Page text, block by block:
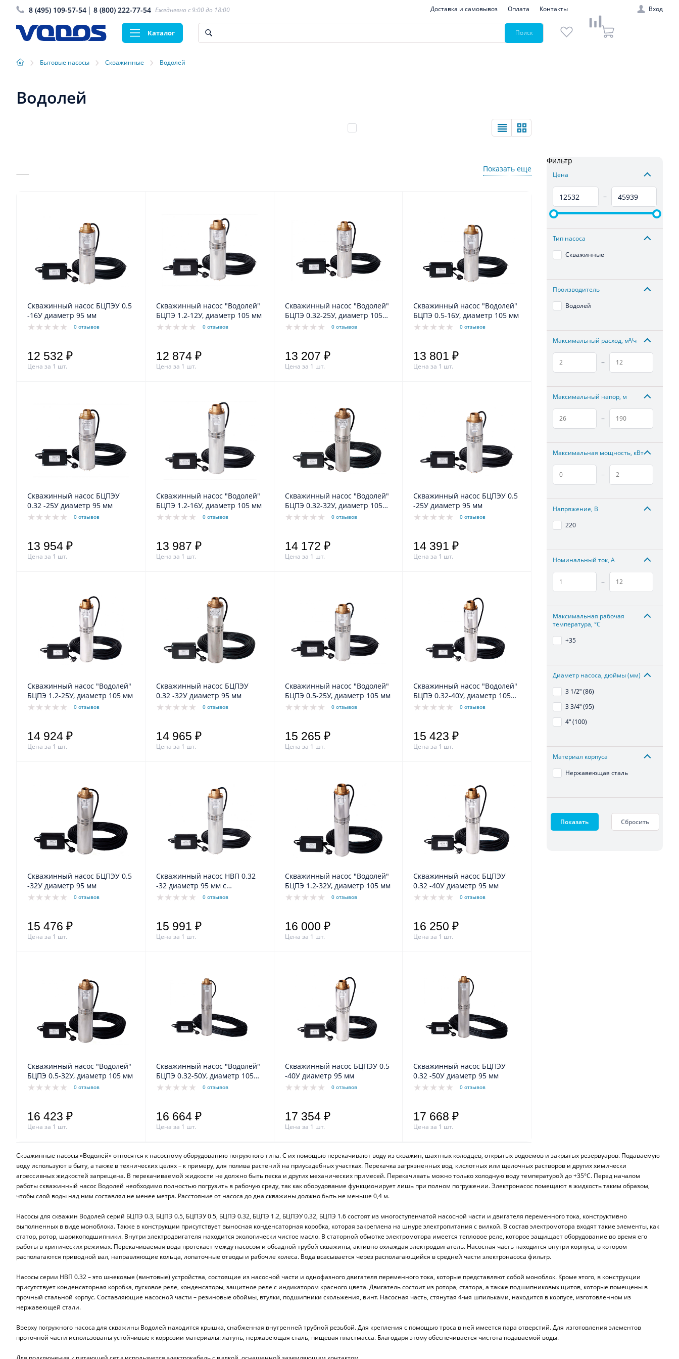
8 (495) 109-57-54 8 (800) 222-77-54 Ежедневно с 9:00 до 18:00 Доставка и самовывоз Оплата Контакты Вход
Каталог Поиск
› Бытовые насосы › Скважинные › Водолей
Водолей
Показать еще
Скважинный насос БЦПЭУ 0.5
-16У диаметр 95 мм
0 отзывов
12 532 ₽
Цена за 1 шт.
Скважинный насос "Водолей"
БЦПЭ 1.2-12У, диаметр 105 мм
0 отзывов
12 874 ₽
Цена за 1 шт.
Скважинный насос "Водолей"
БЦПЭ 0.32-25У, диаметр 105
мм
0 отзывов
13 207 ₽
Цена за 1 шт.
Скважинный насос "Водолей"
БЦПЭ 0.5-16У, диаметр 105 мм
0 отзывов
13 801 ₽
Цена за 1 шт.
Скважинный насос БЦПЭУ
0.32 -25У диаметр 95 мм
0 отзывов
13 954 ₽
Цена за 1 шт.
Скважинный насос "Водолей"
БЦПЭ 1.2-16У, диаметр 105 мм
0 отзывов
13 987 ₽
Цена за 1 шт.
Скважинный насос "Водолей"
БЦПЭ 0.32-32У, диаметр 105
мм
0 отзывов
14 172 ₽
Цена за 1 шт.
Скважинный насос БЦПЭУ 0.5
-25У диаметр 95 мм
0 отзывов
14 391 ₽
Цена за 1 шт.
Скважинный насос "Водолей"
БЦПЭ 1.2-25У, диаметр 105 мм
0 отзывов
14 924 ₽
Цена за 1 шт.
Скважинный насос БЦПЭУ
0.32 -32У диаметр 95 мм
0 отзывов
14 965 ₽
Цена за 1 шт.
Скважинный насос "Водолей"
БЦПЭ 0.5-25У, диаметр 105 мм
0 отзывов
15 265 ₽
Цена за 1 шт.
Скважинный насос "Водолей"
БЦПЭ 0.32-40У, диаметр 105
мм
0 отзывов
15 423 ₽
Цена за 1 шт.
Скважинный насос БЦПЭУ 0.5
-32У диаметр 95 мм
0 отзывов
15 476 ₽
Цена за 1 шт.
Скважинный насос НВП 0.32
-32 диаметр 95 мм с
содержанием примесей
0 отзывов
15 991 ₽
Цена за 1 шт.
Скважинный насос "Водолей"
БЦПЭ 1.2-32У, диаметр 105 мм
0 отзывов
16 000 ₽
Цена за 1 шт.
Скважинный насос БЦПЭУ
0.32 -40У диаметр 95 мм
0 отзывов
16 250 ₽
Цена за 1 шт.
Скважинный насос "Водолей"
БЦПЭ 0.5-32У, диаметр 105 мм
0 отзывов
16 423 ₽
Цена за 1 шт.
Скважинный насос "Водолей"
БЦПЭ 0.32-50У, диаметр 105
мм
0 отзывов
16 664 ₽
Цена за 1 шт.
Скважинный насос БЦПЭУ 0.5
-40У диаметр 95 мм
0 отзывов
17 354 ₽
Цена за 1 шт.
Скважинный насос БЦПЭУ
0.32 -50У диаметр 95 мм
0 отзывов
17 668 ₽
Цена за 1 шт.
Фильтр
Цена
–
Тип насоса
Скважинные
Производитель
Водолей
Максимальный расход, м³/ч
–
Максимальный напор, м
–
Максимальная мощность, кВт
–
Напряжение, В
220
Номинальный ток, А
–
Максимальная рабочая
температура, °С
+35
Диаметр насоса, дюймы (мм)
3 1/2ʺ (86)
3 3/4ʺ (95)
4ʺ (100)
Материал корпуса
Нержавеющая сталь
Показать Сбросить
Скважинные насосы «Водолей» относятся к насосному оборудованию погружного типа. С их помощью перекачивают воду из скважин, шахтных колодцев, открытых водоемов и закрытых резервуаров. Подаваемую
воду используют в быту, а также в технических целях – к примеру, для полива растений на приусадебных участках. Перекачка загрязненных вод, кислотных или щелочных растворов и других химически
агрессивных жидкостей запрещена. В перекачиваемой жидкости не должно быть песка и других механических примесей. Перекачивать можно только холодную воду температурой до +35°C. Перед началом
работы скважинный насос Водолей необходимо полностью погрузить в рабочую среду, так как оборудование функционирует лишь при полном погружении. Электронасос помещают в жидкость таким образом,
чтобы слой воды над ним составлял не менее метра. Расстояние от насоса до дна скважины должно быть не меньше 0,4 м.
Насосы для скважин Водолей серий БЦПЭ 0.3, БЦПЭ 0.5, БЦПЭУ 0.5, БЦПЭ 0.32, БЦПЭ 1.2, БЦПЭУ 0.32, БЦПЭ 1.6 состоят из многоступенчатой насосной части и двигателя переменного тока, конструктивно
выполненных в виде моноблока. Также в конструкции присутствует выносная конденсаторная коробка, которая закреплена на шнуре электропитания с вилкой. В состав электромотора входят такие элементы, как
статор, ротор, шарикоподшипники. Внутри электродвигателя находится экологически чистое масло. В статорной обмотке электромотора имеется тепловое реле, которое защищает оборудование во время его
работы в критических режимах. Перекачиваемая вода протекает между насосом и обсадной трубой скважины, активно охлаждая электродвигатель. Насосная часть находится внутри корпуса, в котором
располагаются приводной вал, направляющие кольца, лопаточные отводы и рабочие колеса. Вода всасывается через располагающийся в средней части электронасоса фильтр.
Насосы серии НВП 0.32 – это шнековые (винтовые) устройства, состоящие из насосной части и однофазного двигателя переменного тока, которые представляют собой моноблок. Кроме этого, в конструкции
присутствует конденсаторная коробка, пусковое реле, конденсаторы, защитное реле с индикатором красного цвета. Двигатель состоит из ротора, статора, а также подшипниковых щитов, которые помещены в
прочный стальной корпус. Составляющие насосной части – резиновые обоймы, втулки, подшипники скольжения, винт. Насосная часть, стянутая 4-мя шпильками, находится в корпусе, изготовленном из
нержавеющей стали.
Вверху погружного насоса для скважины Водолей находится крышка, снабженная внутренней трубной резьбой. Для крепления с помощью троса в ней имеется пара отверстий. Для изготовления элементов
проточной части использованы устойчивые к коррозии материалы: латунь, нержавеющая сталь, пищевая пластмасса. Благодаря этому обеспечивается чистота подаваемой воды.